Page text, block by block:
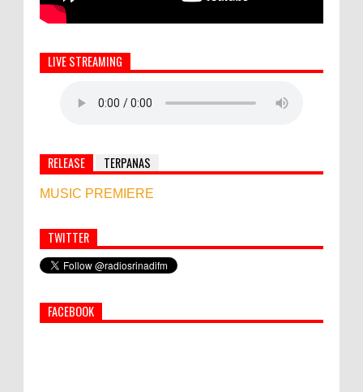
LIVE STREAMING
RELEASE TERPANAS
MUSIC PREMIERE
Simbol Persahabatan, RI Bangun Islamic Centre di
Afghanistan
PEMKAB KLUNGKUNG GELAR PASAR
TWITTER
FACEBOOK